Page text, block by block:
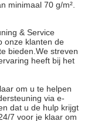
minimaal 70 g/m².
& Service
onze klanten de
bieden.We streven
heeft bij het
om u te helpen
via e-
dat u de hulp krijgt
7 voor je klaar om